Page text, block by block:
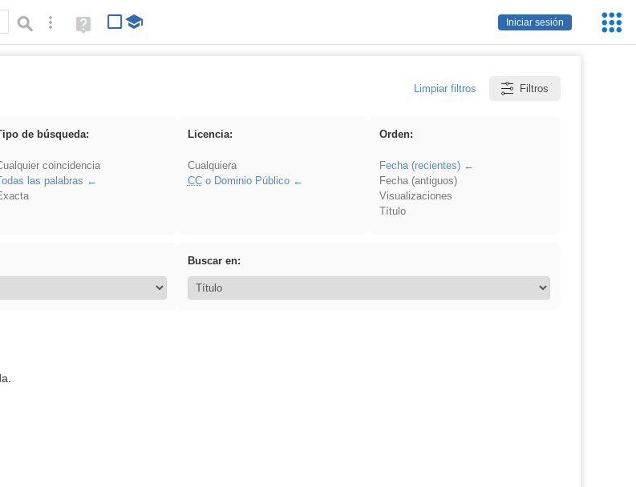
Iniciar sesión
Búsqueda avanzada
Ayuda
(en
Limpiar filtros Filtros
de búsqueda:
coincidencia
las palabras
Licencia:
Cualquiera
CCo Dominio Público
Orden:
Fecha (recientes)
Fecha (antiguos)
Visualizaciones
Título
Buscar en: